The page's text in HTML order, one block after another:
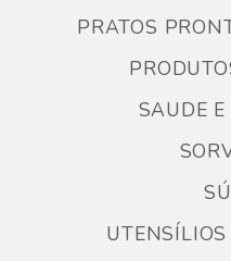
PRATOS
SAUDE
UTENSÍLIOS